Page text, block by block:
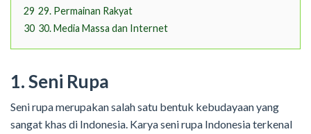
29 29. Permainan Rakyat
30 30. Media Massa dan Internet
1. Seni Rupa
Seni rupa merupakan salah satu bentuk kebudayaan yang
sangat khas di Indonesia. Karya seni rupa Indonesia terkenal